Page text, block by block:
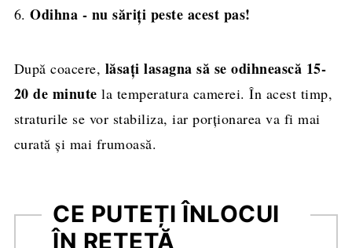
6.Odihna - nu săriți peste acest pas!
După coacere, lăsați lasagna să se odihnească 15-
20 de minute la temperatura camerei. În acest timp,
straturile se vor stabiliza, iar porționarea va fi mai
curată și mai frumoasă.
CE PUTEȚI ÎNLOCUI
ÎN REȚETĂ